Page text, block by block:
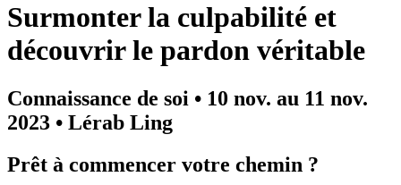
Surmonter la culpabilité et
découvrir le pardon véritable
Connaissance de soi • 10 nov. au 11 nov.
2023 • Lérab Ling
Prêt à commencer votre chemin ?